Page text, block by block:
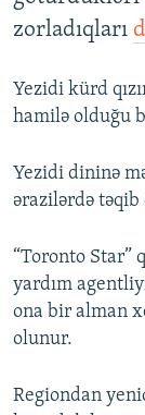
zorladıqları
Yezidi kürd
hamilə olduğu
Yezidi dininə
ərazilərdə
“Toronto Star”
yardım
ona bir alman
olunur.
Regiondan